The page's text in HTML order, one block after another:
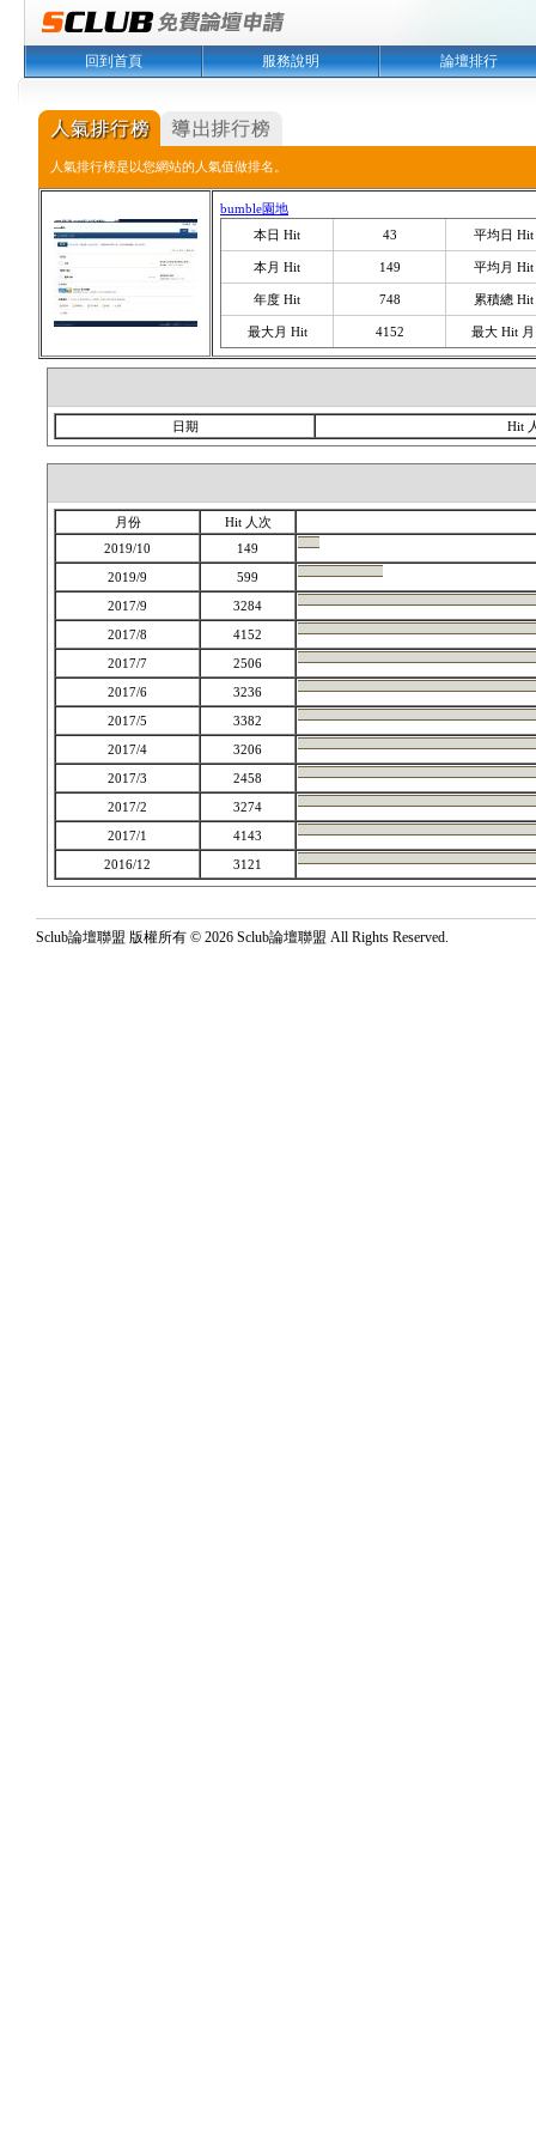
回到首頁 服務說明 論壇排行
人氣排行榜是以您網站的人氣值做排名。
bumble園地
本日 Hit
43 平均日 Hit
本月 Hit 149 平均月 Hit
年度 Hit 748 累積總 Hit
最大月 Hit 4152 最大 Hit 月
日期 Hit
月份
Hit 人次
2019/10
149
2019/9
599
2017/9
3284
2017/8
4152
2017/7
2506
2017/6
3236
2017/5
3382
2017/4
3206
2017/3
2458
2017/2
3274
2017/1
4143
2016/12
3121
Sclub論壇聯盟 版權所有 © 2026 Sclub論壇聯盟 All Rights Reserved.